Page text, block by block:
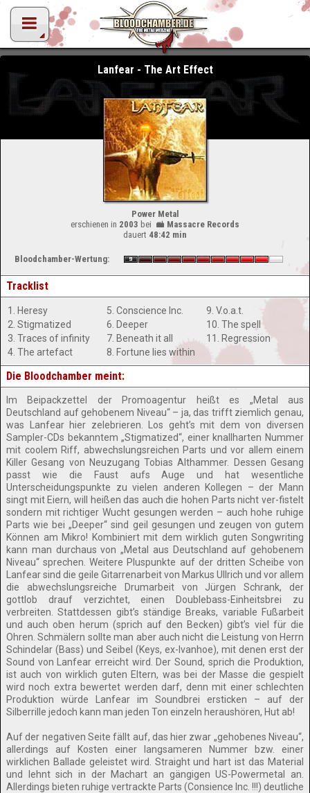
Lanfear - The Art Effect
Power Metal
erschienen in 2003 bei
Massacre Records
dauert 48:42 min
Bloodchamber-Wertung:
Tracklist
1. Heresy
2. Stigmatized
3. Traces of infinity
4. The artefact
5. Conscience Inc.
6. Deeper
7. Beneath it all
8. Fortune lies within
9. V.o.a.t.
10. The spell
11. Regression
Die Bloodchamber meint:
Im Beipackzettel der Promoagentur heißt es „Metal aus
Deutschland auf gehobenem Niveau“ – ja, das trifft ziemlich genau,
was Lanfear hier zelebrieren. Los geht’s mit dem von diversen
Sampler-CDs bekanntem „Stigmatized“, einer knallharten Nummer
mit coolem Riff, abwechslungsreichen Parts und vor allem einem
Killer Gesang von Neuzugang Tobias Althammer. Dessen Gesang
passt wie die Faust aufs Auge und hat wesentliche
Unterscheidungspunkte zu vielen anderen Kollegen – der Mann
singt mit Eiern, will heißen das auch die hohen Parts nicht ver-fistelt
sondern mit richtiger Wucht gesungen werden – auch hohe ruhige
Parts wie bei „Deeper“ sind geil gesungen und zeugen von gutem
Können am Mikro! Kombiniert mit dem wirklich guten Songwriting
kann man durchaus von „Metal aus Deutschland auf gehobenem
Niveau“ sprechen. Weitere Pluspunkte auf der dritten Scheibe von
Lanfear sind die geile Gitarrenarbeit von Markus Ullrich und vor allem
die abwechslungsreiche Drumarbeit von Jürgen Schrank, der
gottlob drauf verzichtet, einen Doublebass-Einheitsbrei zu
verbreiten. Stattdessen gibt’s ständige Breaks, variable Fußarbeit
und auch oben herum (sprich auf den Becken) gibt’s viel für die
Ohren. Schmälern sollte man aber auch nicht die Leistung von Herrn
Schindelar (Bass) und Seibel (Keys, ex-Ivanhoe), mit denen erst der
Sound von Lanfear erreicht wird. Der Sound, sprich die Produktion,
ist auch von wirklich guten Eltern, was bei der Masse die gespielt
wird noch extra bewertet werden darf, denn mit einer schlechten
Produktion würde Lanfear im Soundbrei ersticken – auf der
Silberrille jedoch kann man jeden Ton einzeln heraushören, Hut ab!
Auf der negativen Seite fällt auf, das hier zwar „gehobenes Niveau“,
allerdings auf Kosten einer langsameren Nummer bzw. einer
wirklichen Ballade geleistet wird. Straight und hart ist das Material
und lehnt sich in der Machart an gängigen US-Powermetal an.
Allerdings bieten ruhige vertrackte Parts (Consience Inc. !!!) deutliche